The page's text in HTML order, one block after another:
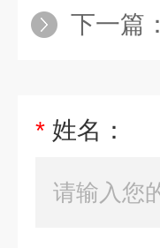
下一篇：
* 姓名：